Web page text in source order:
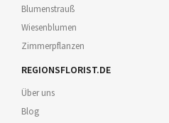
Blumenstrauß
Wiesenblumen
Zimmerpflanzen
REGIONSFLORIST.DE
Über uns
Blog